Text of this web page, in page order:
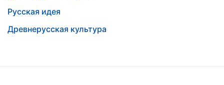
Русская идея
Древнерусская культура